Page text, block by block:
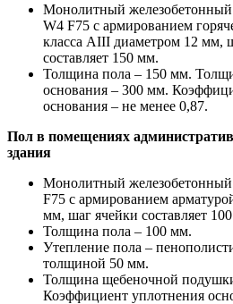
Монолитный железобетонный
W4 F75 с армированием
класса AIII диаметром 12 мм,
составляет 150 мм.
Толщина пола – 150 мм.
основания – 300 мм.
основания – не менее 0,87.
Пол в помещениях
здания
Монолитный железобетонный
F75 с армированием
мм, шаг ячейки составляет
Толщина пола – 100 мм.
Утепление пола –
толщиной 50 мм.
Толщина щебеночной
Коэффициент уплотнения